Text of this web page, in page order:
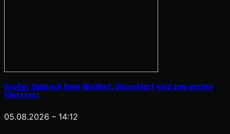
Großer Umbruch beim Waldhof: Düsseldorf wird zum ersten
Härtetest
05.08.2026 – 14:12